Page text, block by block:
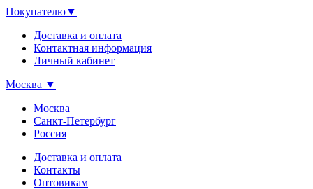
Покупателю▼
Доставка и оплата
Контактная информация
Личный кабинет
Москва ▼
Москва
Санкт-Петербург
Россия
Доставка и оплата
Контакты
Оптовикам